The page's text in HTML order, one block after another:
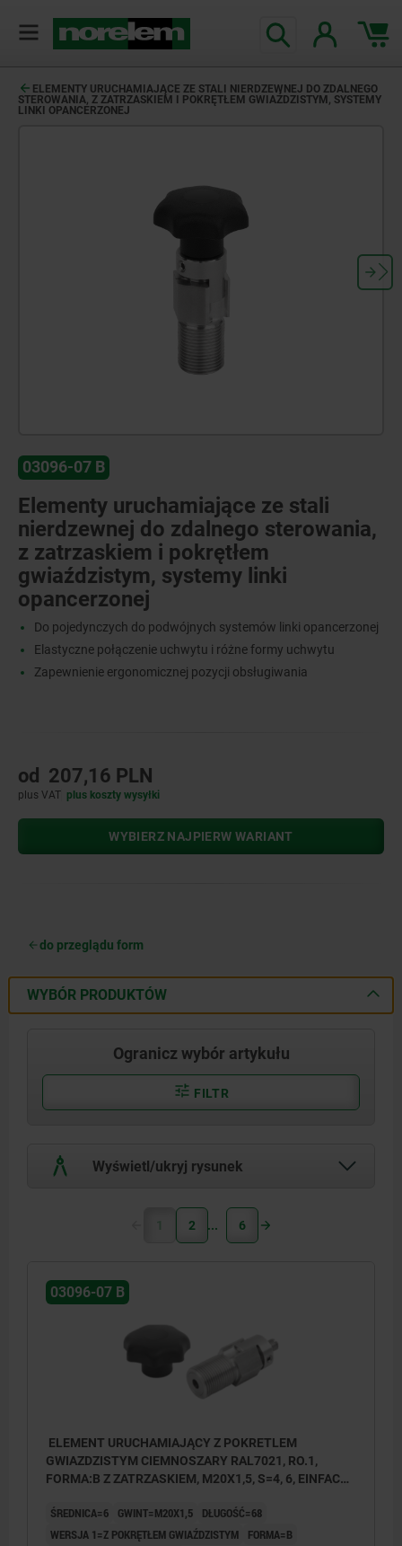
ELEMENTY URUCHAMIAJĄCE ZE STALI NIERDZEWNEJ DO ZDALNEGO
STEROWANIA, Z ZATRZASKIEM I POKRĘTŁEM GWIAŹDZISTYM, SYSTEMY
LINKI OPANCERZONEJ
03096-07 B
Elementy uruchamiające ze stali
nierdzewnej do zdalnego sterowania,
z zatrzaskiem i pokrętłem
gwiaździstym, systemy linki
opancerzonej
Do pojedynczych do podwójnych systemów linki opancerzonej
Elastyczne połączenie uchwytu i różne formy uchwytu
Zapewnienie ergonomicznej pozycji obsługiwania
od 207,16 PLN
plus VAT plus koszty wysyłki
WYBIERZ NAJPIERW WARIANT
do przeglądu form
WYBÓR PRODUKTÓW
Ogranicz wybór artykułu
FILTR
Wyświetl/ukryj rysunek
1 2 6
03096-07 B
ELEMENT URUCHAMIAJĄCY Z POKRETLEM
GWIAZDZISTYM CIEMNOSZARY RAL7021, RO.1,
FORMA:B Z ZATRZASKIEM, M20X1,5, S=4, 6, EINFACH,
ŚREDNICA=6 GWINT=M20X1,5
DŁUGOŚĆ=68
WERSJA 1=Z POKRĘTŁEM GWIAŹDZISTYM
FORMA=B